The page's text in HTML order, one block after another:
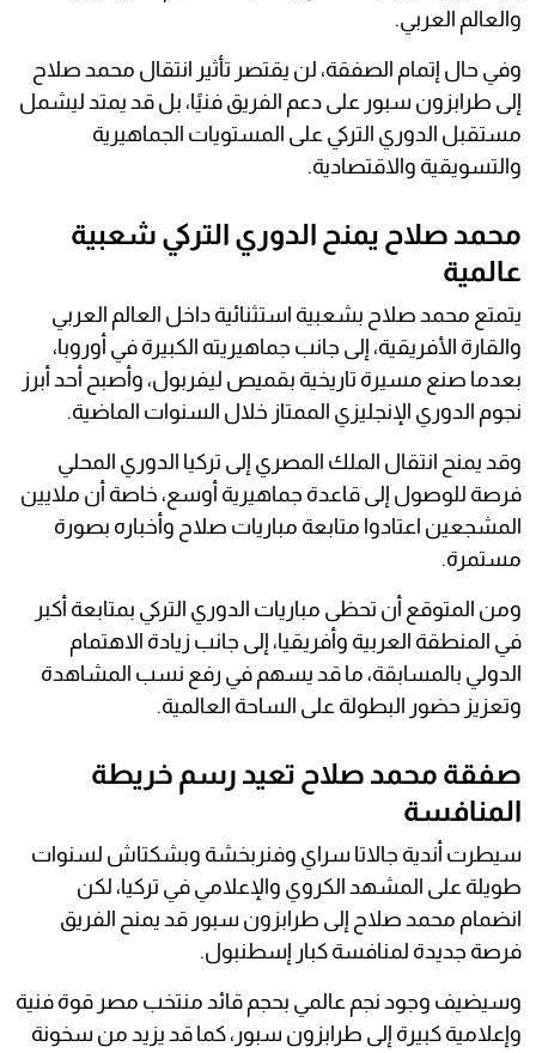
والعالم العربي.
وفي حال إتمام الصفقة، لن يقتصر تأثير انتقال محمد صلاح
إلى طرابزون سبور على دعم الفريق فنيًا، بل قد يمتد ليشمل
مستقبل الدوري التركي على المستويات الجماهيرية
والتسويقية والاقتصادية.
محمد صلاح يمنح الدوري التركي شعبية
عالمية
يتمتع محمد صلاح بشعبية استثنائية داخل العالم العربي
والقارة الأفريقية، إلى جانب جماهيريته الكبيرة في أوروبا،
بعدما صنع مسيرة تاريخية بقميص ليفربول، وأصبح أحد أبرز
نجوم الدوري الإنجليزي الممتاز خلال السنوات الماضية.
وقد يمنح انتقال الملك المصري إلى تركيا الدوري المحلي
فرصة للوصول إلى قاعدة جماهيرية أوسع، خاصة أن ملايين
المشجعين اعتادوا متابعة مباريات صلاح وأخباره بصورة
مستمرة.
ومن المتوقع أن تحظى مباريات الدوري التركي بمتابعة أكبر
في المنطقة العربية وأفريقيا، إلى جانب زيادة الاهتمام
الدولي بالمسابقة، ما قد يسهم في رفع نسب المشاهدة
وتعزيز حضور البطولة على الساحة العالمية.
صفقة محمد صلاح تعيد رسم خريطة
المنافسة
سيطرت أندية جالاتا سراي وفنربخشة وبشكتاش لسنوات
طويلة على المشهد الكروي والإعلامي في تركيا، لكن
انضمام محمد صلاح إلى طرابزون سبور قد يمنح الفريق
فرصة جديدة لمنافسة كبار إسطنبول.
وسيضيف وجود نجم عالمي بحجم قائد منتخب مصر قوة فنية
وإعلامية كبيرة إلى طرابزون سبور، كما قد يزيد من سخونة